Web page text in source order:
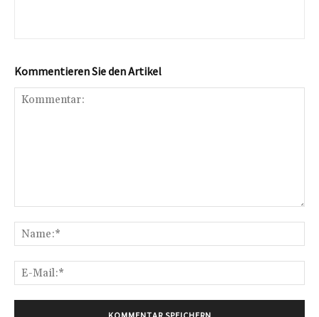
Kommentieren Sie den Artikel